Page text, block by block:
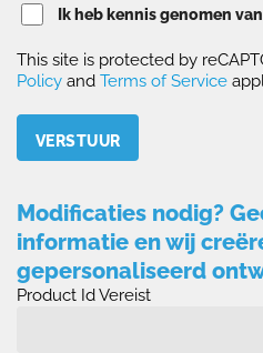
Ik heb kennis genomen
This site is protected by
Policy and Terms of Service
Modificaties nodig?
informatie en wij
gepersonaliseerd
Product Id Vereist